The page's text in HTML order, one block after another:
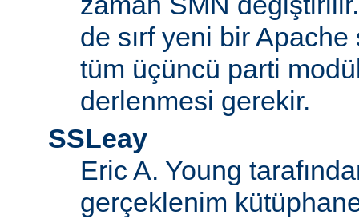
de sırf yeni bir
tüm üçüncü parti
derlenmesi gerekir.
SSLeay
Eric A. Young
gerçeklenim